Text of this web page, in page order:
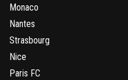
Monaco
Nantes
Strasbourg
Nice
Paris FC